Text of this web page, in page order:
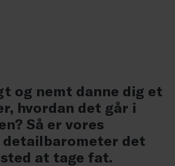
og nemt danne dig et
hvordan det går i
Så er vores
detailbarometer det
at tage fat.